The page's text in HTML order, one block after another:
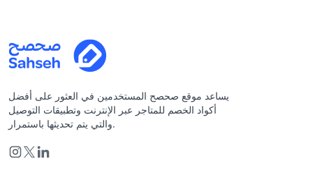
يساعد موقع صحصح المستخدمين في العثور على أفضل
أكواد الخصم للمتاجر عبر الإنترنت وتطبيقات التوصيل
والتي يتم تحديثها باستمرار.